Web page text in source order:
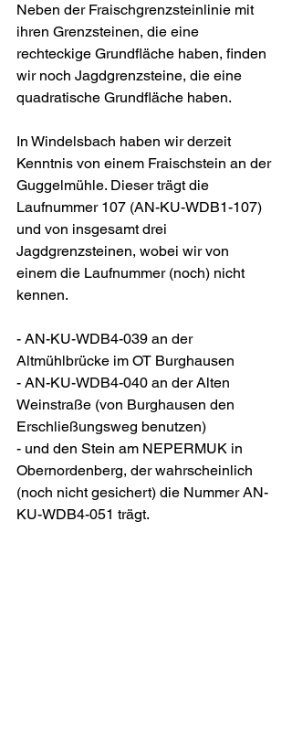
Neben der Fraischgrenzsteinlinie mit
ihren Grenzsteinen, die eine
rechteckige Grundfläche haben, finden
wir noch Jagdgrenzsteine, die eine
quadratische Grundfläche haben.
In Windelsbach haben wir derzeit
Kenntnis von einem Fraischstein an der
Guggelmühle. Dieser trägt die
Laufnummer 107 (AN-KU-WDB1-107)
und von insgesamt drei
Jagdgrenzsteinen, wobei wir von
einem die Laufnummer (noch) nicht
kennen.
- AN-KU-WDB4-039 an der
Altmühlbrücke im OT Burghausen
- AN-KU-WDB4-040 an der Alten
Weinstraße (von Burghausen den
Erschließungsweg benutzen)
- und den Stein am NEPERMUK in
Obernordenberg, der wahrscheinlich
(noch nicht gesichert) die Nummer AN-
KU-WDB4-051 trägt.